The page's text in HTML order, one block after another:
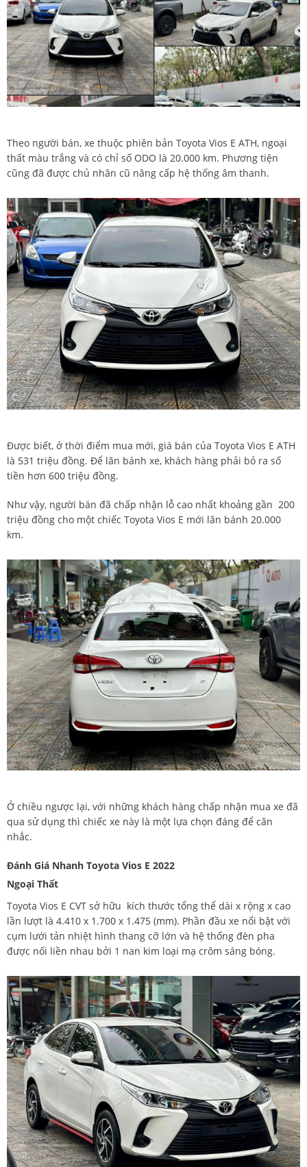
Theo người bán, xe thuộc phiên bản Toyota Vios E ATH, ngoại
thất màu trắng và có chỉ số ODO là 20.000 km. Phương tiện
cũng đã được chủ nhân cũ nâng cấp hệ thống âm thanh.
Được biết, ở thời điểm mua mới, giá bán của Toyota Vios E ATH
là 531 triệu đồng. Để lăn bánh xe, khách hàng phải bỏ ra số
tiền hơn 600 triệu đồng.
Như vậy, người bán đã chấp nhận lỗ cao nhất khoảng gần 200
triệu đồng cho một chiếc Toyota Vios E mới lăn bánh 20.000
km.
Ở chiều ngược lại, với những khách hàng chấp nhận mua xe đã
qua sử dụng thì chiếc xe này là một lựa chọn đáng để cân
nhắc.
Đánh Giá Nhanh Toyota Vios E 2022
Ngoại Thất
Toyota Vios E CVT sở hữu kích thước tổng thể dài x rộng x cao
lần lượt là 4.410 x 1.700 x 1.475 (mm). Phần đầu xe nổi bật với
cụm lưới tản nhiệt hình thang cỡ lớn và hệ thống đèn pha
được nối liền nhau bởi 1 nan kim loại mạ crôm sáng bóng.